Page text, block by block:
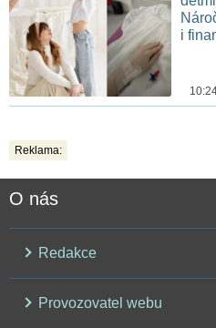
i
Reklama:
O nás
Redakce
Provozovatel webu